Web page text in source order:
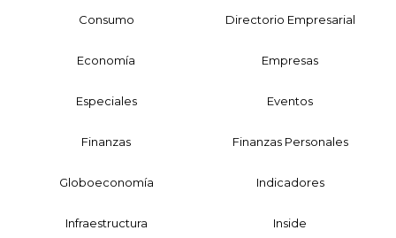
Consumo Directorio Empresarial
Economía Empresas
Especiales Eventos
Finanzas Finanzas Personales
Globoeconomía Indicadores
Infraestructura Inside